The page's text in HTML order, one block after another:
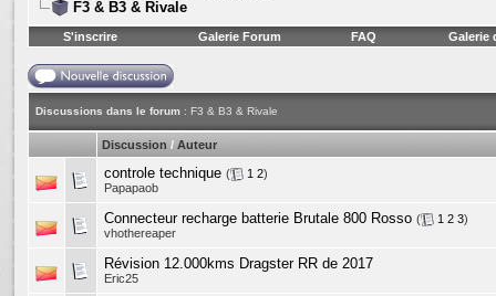
F3 & B3 & Rivale
S'inscrire Galerie Forum FAQ Galerie
Discussions dans le forum : F3 & B3 & Rivale
Discussion / Auteur
controle technique ( 1 2)
Papapaob
Connecteur recharge batterie Brutale 800 Rosso ( 1 2 3)
vhothereaper
Révision 12.000kms Dragster RR de 2017
Eric25